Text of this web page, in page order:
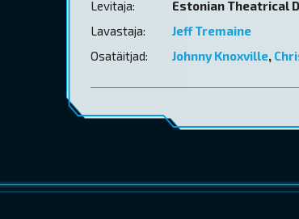
Levitaja:
Estonian Theatrical
Lavastaja:
Jeff Tremaine
Osatäitjad:
Johnny Knoxville,